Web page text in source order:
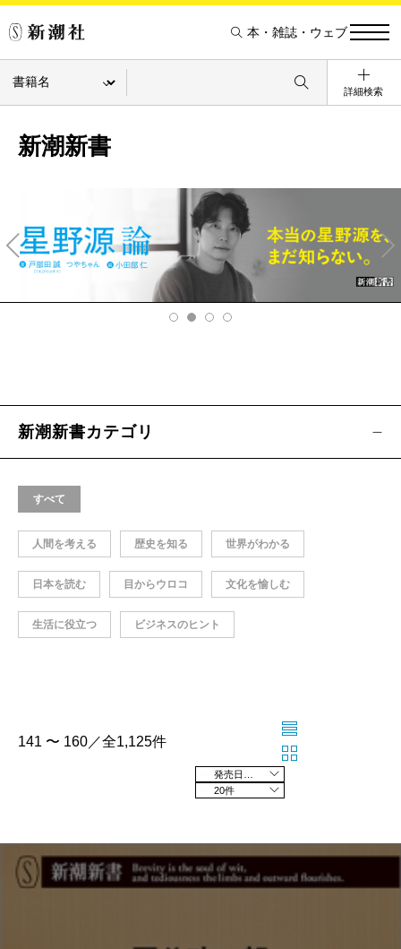
本・雑誌・ウェブ
詳細検索
新潮新書
v
Ne
xt
新潮新書カテゴリ
すべて
人間を考える 歴史を知る 世界がわかる
日本を読む 目からウロコ 文化を愉しむ
生活に役立つ ビジネスのヒント
141 〜 160／全1,125件
20件